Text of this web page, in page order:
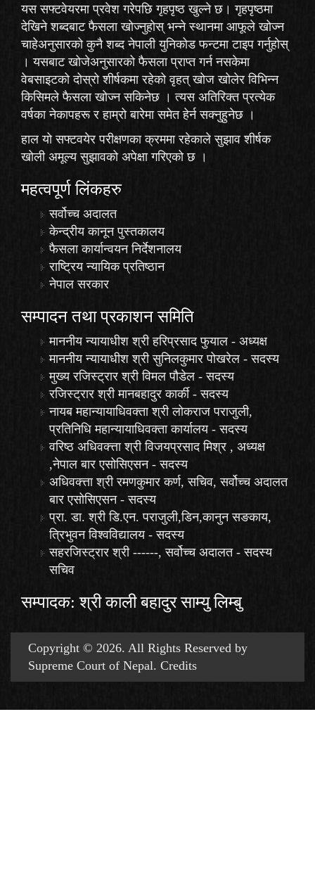
यस सफ्टवेयरमा प्रवेश गरेपछि गृहपृष्ठ खुल्ने छ। गृहपृष्ठमा
देखिने शब्दबाट फैसला खोज्नुहोस् भन्ने स्थानमा आफूले खोज्न
चाहेअनुसारको कुनै शब्द नेपाली युनिकोड फन्टमा टाइप गर्नुहोस्
। यसबाट खोजेअनुसारको फैसला प्राप्त गर्न नसकेमा
वेबसाइटको दोस्रो शीर्षकमा रहेकोवृहत् खोज खोलेर विभिन्न
किसिमले फैसला खोज्न सकिनेछ । त्यस अतिरिक्त प्रत्येक
वर्षका नेकापहरू र हाम्रो बारेमा समेत हेर्न सक्नुहुनेछ ।
हाल यो सफ्टवयेर परीक्षणका क्रममा रहेकालेसुझाव शीर्षक
खोली अमूल्य सुझावको अपेक्षा गरिएको छ ।
महत्वपूर्ण लिंकहरु
सर्वोच्च अदालत
केन्द्रीय कानून पुस्तकालय
फैसला कार्यान्वयन निर्देशनालय
राष्ट्रिय न्यायिक प्रतिष्ठान
नेपाल सरकार
सम्पादन तथा प्रकाशन समिति
माननीय न्यायाधीश श्री हरिप्रसाद फुयाल - अध्यक्ष
माननीय न्यायाधीश श्री सुनिलकुमार पोखरेल - सदस्य
मुख्य रजिस्ट्रार श्री विमल पौडेल - सदस्य
रजिस्ट्रार श्री मानबहादुर कार्की - सदस्य
नायब महान्यायाधिवक्ता श्री लोकराज पराजुली,
प्रतिनिधि महान्यायाधिवक्ता कार्यालय - सदस्य
वरिष्ठ अधिवक्त्ता श्री विजयप्रसाद मिश्र , अध्यक्ष
,नेपाल बार एसोसिएसन - सदस्य
अधिवक्त्ता श्री रमणकुमार कर्ण, सचिव, सर्वोच्च अदालत
बार एसोसिएसन - सदस्य
प्रा. डा. श्री डि.एन. पराजुली,डिन,कानुन सङकाय,
त्रिभुवन विश्वविद्यालय - सदस्य
सहरजिस्ट्रार श्री ------, सर्वोच्च अदालत - सदस्य
सचिव
सम्पादक: श्री काली बहादुर साम्यु लिम्बु
Copyright © 2026. All Rights Reserved by
Supreme Court of Nepal. Credits